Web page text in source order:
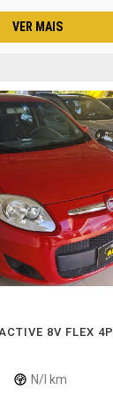
VER MAIS
8V FLEX 4P
N/I km